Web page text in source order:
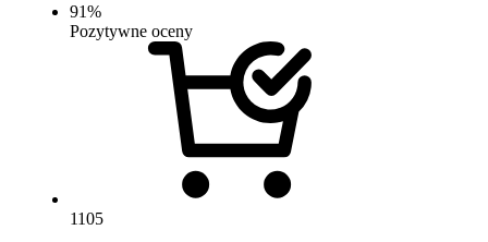
91%
Pozytywne oceny
1105